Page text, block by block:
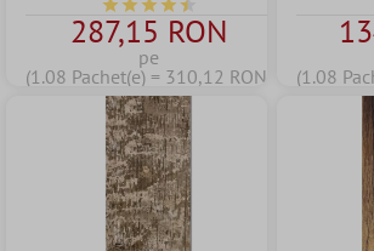
Durchschnittliche Bewertung von
287,15 RON
pe
(1.08 Pachet(e) = 310,12 RON)
(1.08